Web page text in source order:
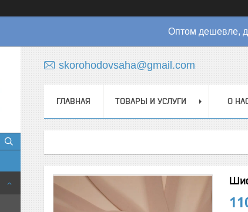
Оптом дешевле,
skorohodovsaha@gmail.com
ГЛАВНАЯ ТОВАРЫ И УСЛУГИ О